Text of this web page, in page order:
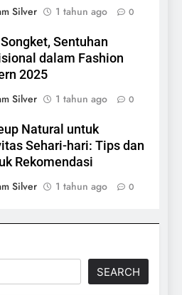
Silver
1 tahun ago 0
Sentuhan
dalam Fashion
2025
Silver
1 tahun ago 0
Natural untuk
Sehari-hari: Tips dan
Rekomendasi
Silver
1 tahun ago 0
SEARCH